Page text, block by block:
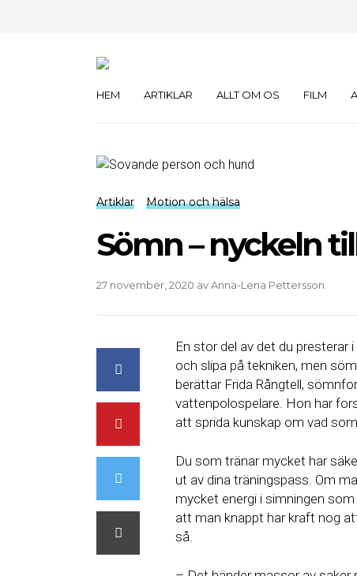
HEM ARTIKLAR ALLT OM OS FILM
Artiklar Motion och hälsa
Sömn – nyckeln
27 november, 2020 avAnna-Lena Pettersson
En stor del av det du presterar
och slipa på tekniken, men
berättar Frida Rångtell,
vattenpolospelare. Hon har
att sprida kunskap om vad
Du som tränar mycket har
ut av dina träningspass. Om
mycket energi i simningen
att man knappt har kraft nog
så.